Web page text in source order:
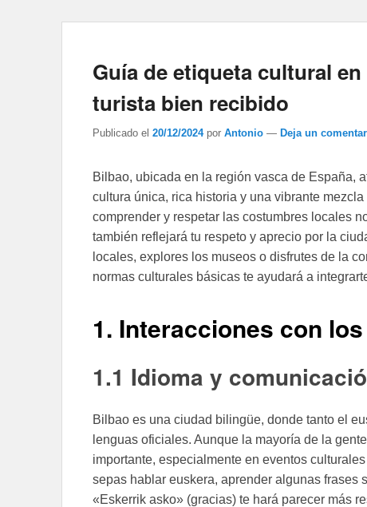
Guía de etiqueta cultural
turista bien recibido
Publicado el 20/12/2024 por Antonio — Deja un
Bilbao, ubicada en la región vasca de España,
cultura única, rica historia y una vibrante
comprender y respetar las costumbres locales
también reflejará tu respeto y aprecio por la
locales, explores los museos o disfrutes de la
normas culturales básicas te ayudará a
1. Interacciones con
1.1 Idioma y
Bilbao es una ciudad bilingüe, donde tanto el
lenguas oficiales. Aunque la mayoría de la
importante, especialmente en eventos
sepas hablar euskera, aprender algunas frases
«Eskerrik asko» (gracias) te hará parecer más